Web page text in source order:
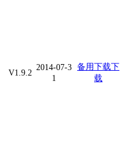
V1.9.2
2014-07-3
1
备用下载下
载